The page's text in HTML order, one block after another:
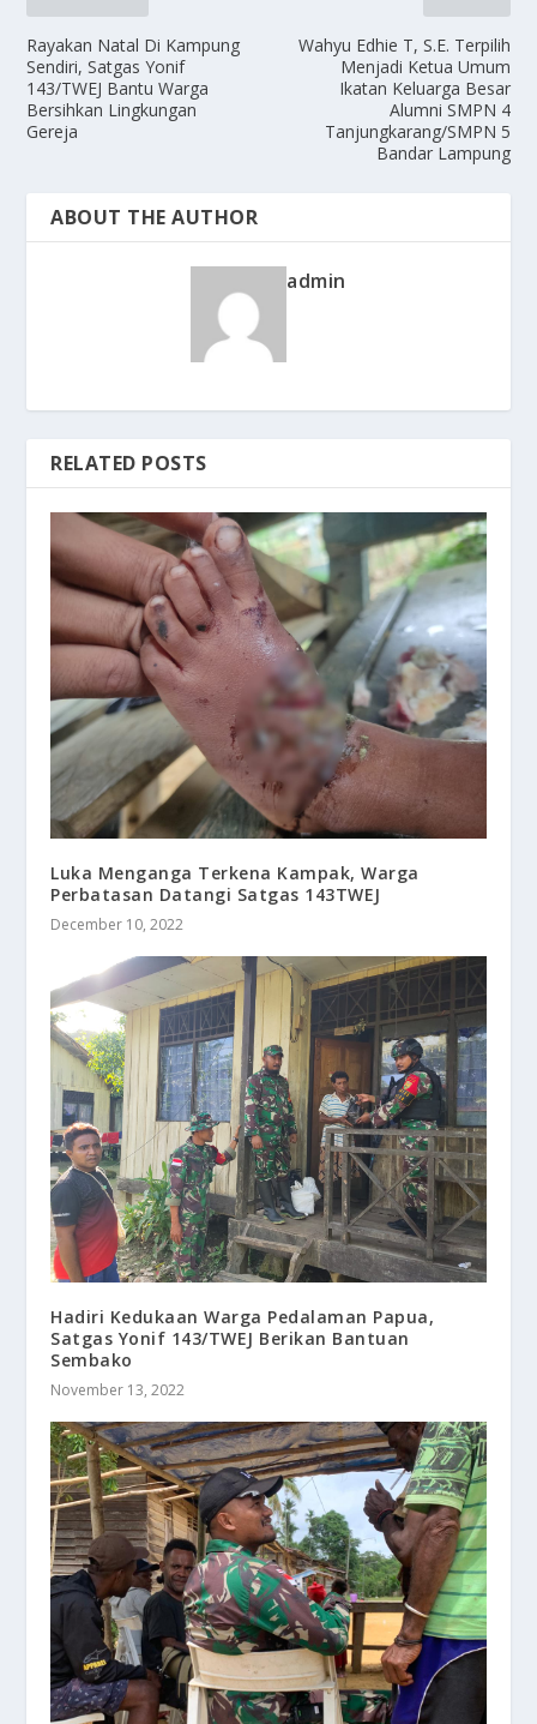
Rayakan Natal Di Kampung
Sendiri, Satgas Yonif
143/TWEJ Bantu Warga
Bersihkan Lingkungan
Gereja
Wahyu Edhie T, S.E. Terpilih
Menjadi Ketua Umum
Ikatan Keluarga Besar
Alumni SMPN 4
Tanjungkarang/SMPN 5
Bandar Lampung
ABOUT THE AUTHOR
admin
RELATED POSTS
Luka Menganga Terkena Kampak, Warga
Perbatasan Datangi Satgas 143TWEJ
December 10, 2022
Hadiri Kedukaan Warga Pedalaman Papua,
Satgas Yonif 143/TWEJ Berikan Bantuan
Sembako
November 13, 2022